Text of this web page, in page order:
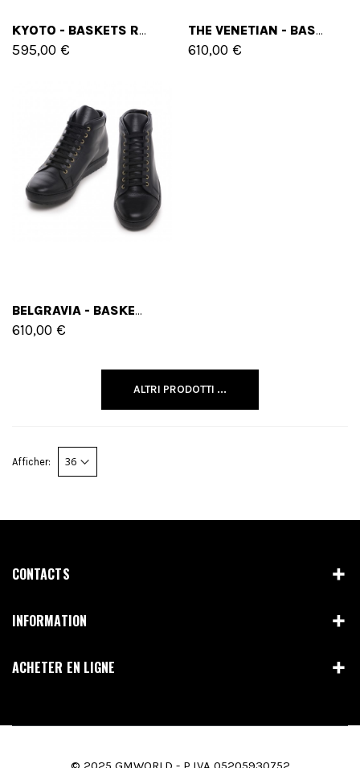
KYOTO - BASKETS REHAUSSANTES EN MÉLANGE DE CUIRS DE 6 CM À 8 CM EN PLUS
595,00 €
THE VENETIAN - BASKETS REHAUSSANTES EN MÉLANGE DE CUIRS DE 5 CM À 7 CM EN PLUS
610,00 €
BELGRAVIA - BASKETS REHAUSSANTES EN CUIR PLEINE FLEUR DE 6 CM À 8 CM EN PLUS
610,00 €
ALTRI PRODOTTI ...
Afficher:
CONTACTS
INFORMATION
ACHETER EN LIGNE